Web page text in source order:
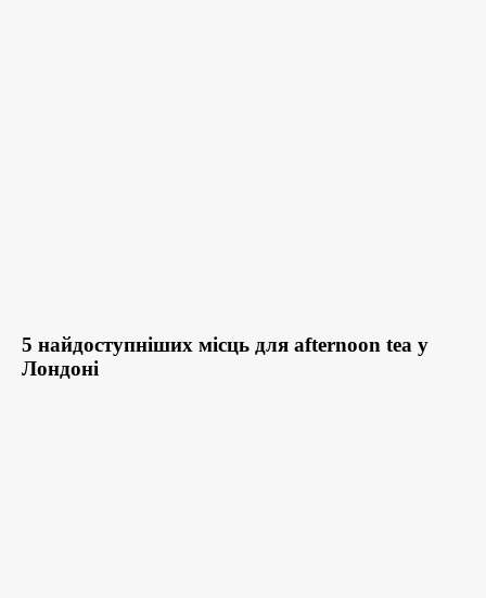
5 найдоступніших місць для afternoon tea у
Лондоні